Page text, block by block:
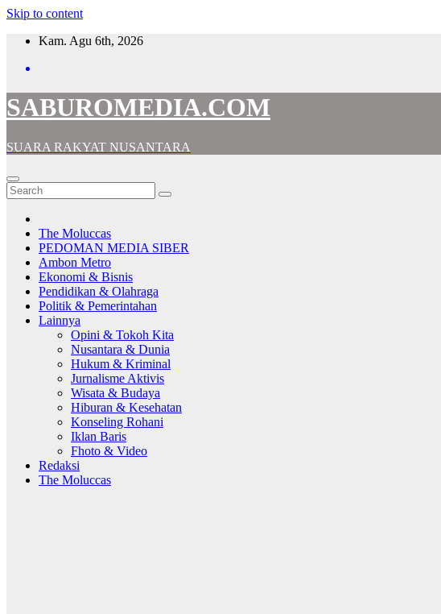
Skip to content
Kam. Agu 6th, 2026
SABUROMEDIA.COM
SUARA RAKYAT NUSANTARA
The Moluccas
PEDOMAN MEDIA SIBER
Ambon Metro
Ekonomi & Bisnis
Pendidikan & Olahraga
Politik & Pemerintahan
Lainnya
Opini & Tokoh Kita
Nusantara & Dunia
Hukum & Kriminal
Jurnalisme Aktivis
Wisata & Budaya
Hiburan & Kesehatan
Konseling Rohani
Iklan Baris
Fhoto & Video
Redaksi
The Moluccas